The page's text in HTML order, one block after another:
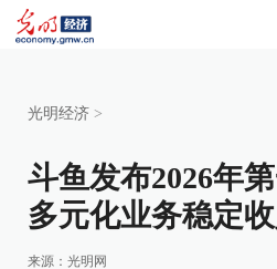
光明经济 >
斗鱼发布2026年
多元化业务稳定
来源： 光明网